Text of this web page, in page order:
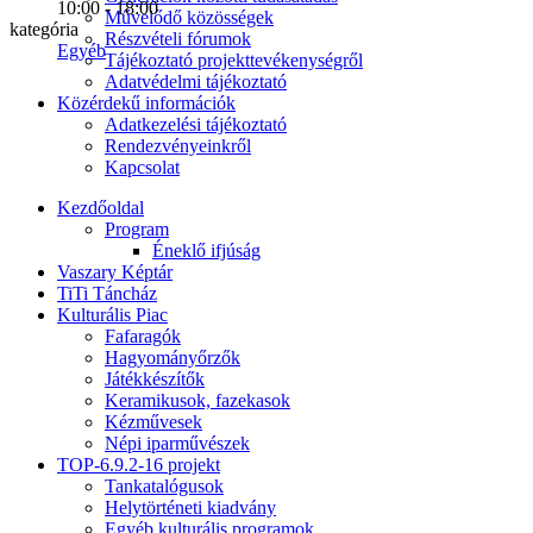
Művelődő közösségek
Részvételi fórumok
Tájékoztató projekttevékenységről
Adatvédelmi tájékoztató
Közérdekű információk
Adatkezelési tájékoztató
Rendezvényeinkről
Kapcsolat
Kezdőoldal
Program
Éneklő ifjúság
Vaszary Képtár
TiTi Táncház
Kulturális Piac
Fafaragók
Hagyományőrzők
Játékkészítők
Keramikusok, fazekasok
Kézművesek
Népi iparművészek
TOP-6.9.2-16 projekt
Tankatalógusok
Helytörténeti kiadvány
Egyéb kulturális programok
10:00 - 18:00
kategória
Egyéb